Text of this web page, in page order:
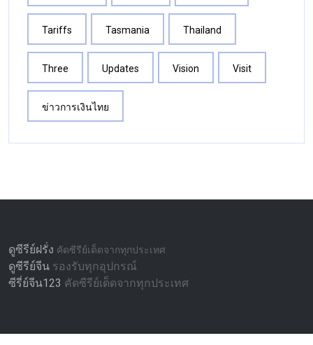
Tariffs Tasmania Thailand
Three Updates Vision Visit
ข่าวการเงินไทย
ดูซีรีย์ฝรั่ง คัดซีรีย์เด็ดจากทุกประเทศ
ดูซีรีย์จีน รองรับทุกอุปกรณ์
ซีรี่ย์จีน123 คัดซีรีย์เด็ดจากทุกประเทศ